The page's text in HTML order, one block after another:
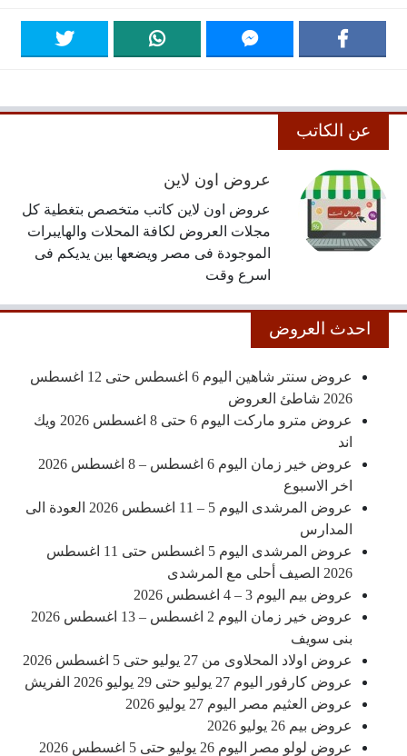
عن الكاتب
عروض اون لاين
عروض اون لاين كاتب متخصص بتغطية كل
مجلات العروض لكافة المحلات والهايبرات
الموجودة فى مصر ويضعها بين يديكم فى
اسرع وقت
احدث العروض
عروض سنتر شاهين اليوم 6 اغسطس حتى 12 اغسطس
2026 شاطئ العروض
عروض مترو ماركت اليوم 6 حتى 8 اغسطس 2026 ويك
اند
عروض خير زمان اليوم 6 اغسطس – 8 اغسطس 2026
اخر الاسبوع
عروض المرشدى اليوم 5 – 11 اغسطس 2026 العودة الى
المدارس
عروض المرشدى اليوم 5 اغسطس حتى 11 اغسطس
2026 الصيف أحلى مع المرشدى
عروض بيم اليوم 3 – 4 اغسطس 2026
عروض خير زمان اليوم 2 اغسطس – 13 اغسطس 2026
بنى سويف
عروض اولاد المحلاوى من 27 يوليو حتى 5 اغسطس 2026
عروض كارفور اليوم 27 يوليو حتى 29 يوليو 2026 الفريش
عروض العثيم مصر اليوم 27 يوليو 2026
عروض بيم 26 يوليو 2026
عروض لولو مصر اليوم 26 يوليو حتى 5 اغسطس 2026